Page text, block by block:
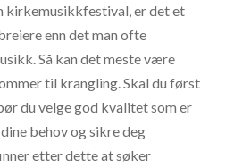
kirkemusikkfestival, er det et
enn det man ofte
Så kan det meste være
til krangling. Skal du først
du velge god kvalitet som er
behov og sikre deg
etter dette at søker